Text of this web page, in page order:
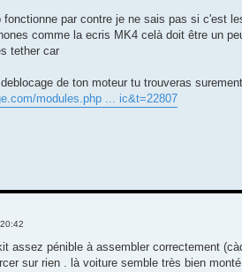
par contre je ne sais pas si c'est
comme la ecris MK4 celà doit être un
tether car
de ton moteur tu trouveras
modules.php ... ic&t=22807
assez pénible à assembler correctement
sur rien . là voiture semble très bien